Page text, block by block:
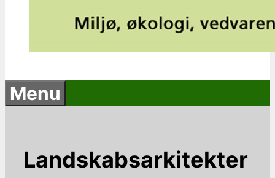
Menu
Landskabsarkitekter